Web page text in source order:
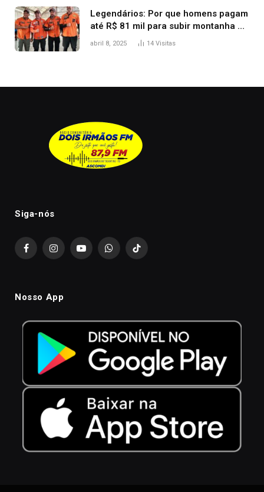
Legendários: Por que homens pagam
até R$ 81 mil para subir montanha e
melhorar casamento?
abril 8, 2025 14 Visitas
Siga-nós
FacebookInstagramYouTubeWhatsAppTikTok
Nosso App